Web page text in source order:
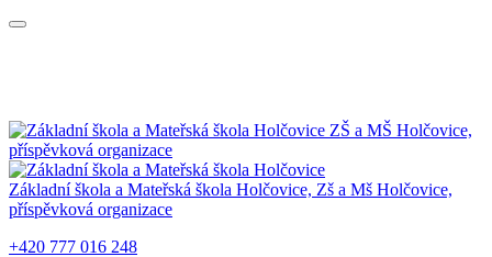
ZŠ a MŠ Holčovice,
příspěvková organizace
Základní škola a Mateřská škola Holčovice, Zš a Mš Holčovice,
příspěvková organizace
+420 777 016 248